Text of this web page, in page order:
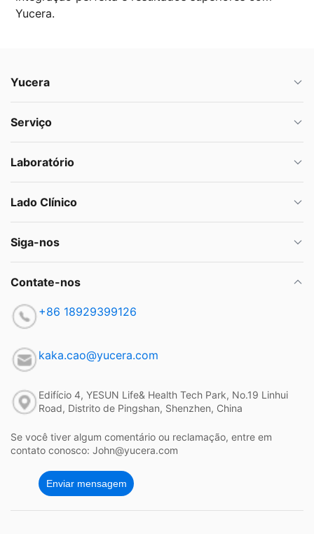
Yucera.
Yucera
Serviço
Laboratório
Lado Clínico
Siga-nos
Contate-nos
+86 18929399126
kaka.cao@yucera.com
Edifício 4, YESUN Life& Health Tech Park, No.19 Linhui
Road, Distrito de Pingshan, Shenzhen, China
Se você tiver algum comentário ou reclamação, entre em
contato conosco: John@yucera.com
Enviar mensagem